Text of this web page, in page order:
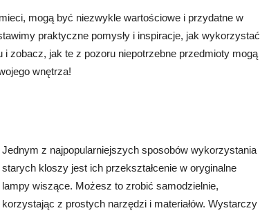
mogą być niezwykle wartościowe i przydatne w
praktyczne pomysły i inspiracje, jak wykorzystać
zobacz, jak te z pozoru niepotrzebne przedmioty mogą
wnętrza!
Jednym z najpopularniejszych sposobów wykorzystania
starych kloszy jest ich przekształcenie w oryginalne
lampy wiszące. Możesz to zrobić samodzielnie,
korzystając z prostych narzędzi i materiałów. Wystarczy